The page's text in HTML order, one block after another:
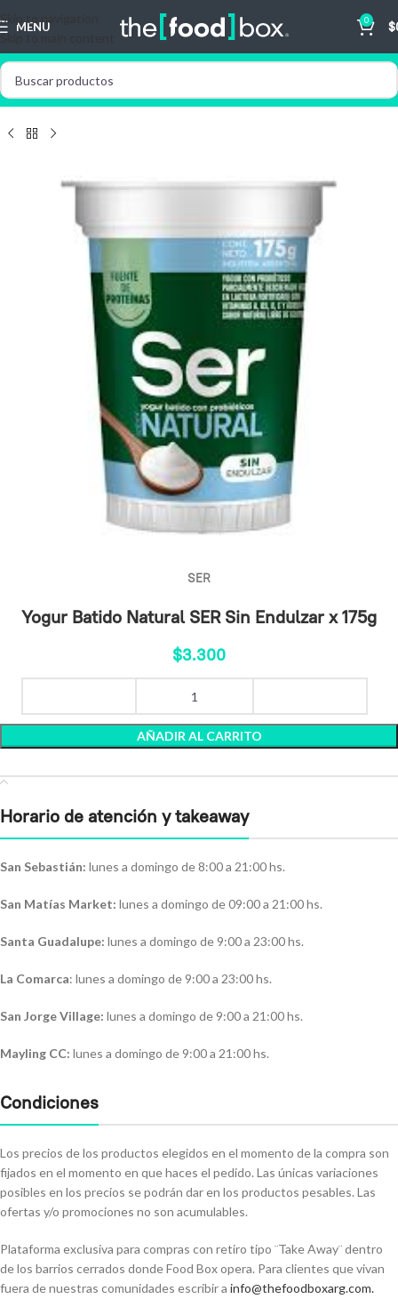
Skip to navigation
Skip to main content
MENU 0 $
SER
Yogur Batido Natural SER Sin Endulzar x 175g
$3.300
AÑADIR AL CARRITO
Horario de atención y takeaway
San Sebastián: lunes a domingo de 8:00 a 21:00 hs.
San Matías Market: lunes a domingo de 09:00 a 21:00 hs.
Santa Guadalupe: lunes a domingo de 9:00 a 23:00 hs.
La Comarca: lunes a domingo de 9:00 a 23:00 hs.
San Jorge Village: lunes a domingo de 9:00 a 21:00 hs.
Mayling CC: lunes a domingo de 9:00 a 21:00 hs.
Condiciones
Los precios de los productos elegidos en el momento de la compra son
fijados en el momento en que haces el pedido. Las únicas variaciones
posibles en los precios se podrán dar en los productos pesables. Las
ofertas y/o promociones no son acumulables.
Plataforma exclusiva para compras con retiro tipo ¨Take Away¨ dentro
de los barrios cerrados donde Food Box opera. Para clientes que vivan
fuera de nuestras comunidades escribir a info@thefoodboxarg.com.